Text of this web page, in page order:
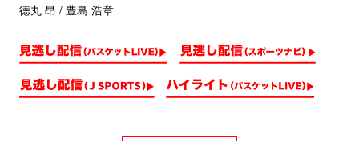
徳丸 昂 / 豊島 浩章